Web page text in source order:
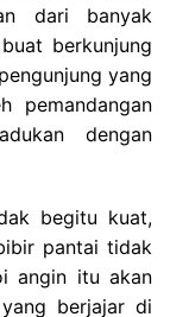
dari banyak
berkunjung
yang
pemandangan
dengan
begitu kuat,
pantai tidak
angin itu akan
berjajar di